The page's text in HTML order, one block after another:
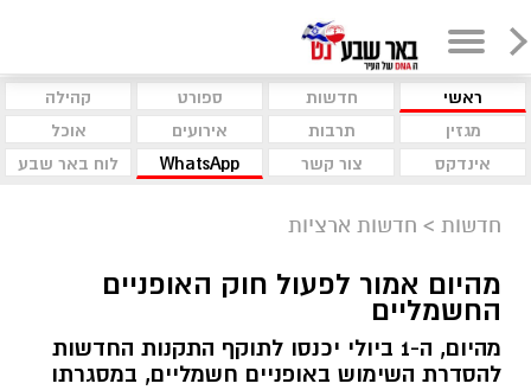
ראשי חדשות ספורט
קהילה
מגזין
תרבות אירועים
אוכל
אינדקס
צור קשר WhatsApp לוח באר שבע
חדשות > חדשות ארציות
מהיום אמור לפעול חוק האופניים
החשמליים
מהיום, ה-1 ביולי יכנסו לתוקף התקנות החדשות
להסדרת השימוש באופניים חשמליים, במסגרתו